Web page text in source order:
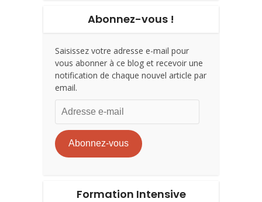
Abonnez-vous !
Saisissez votre adresse e-mail pour
vous abonner à ce blog et recevoir une
notification de chaque nouvel article par
email.
Adresse
e-
mail
Abonnez-vous
Formation Intensive